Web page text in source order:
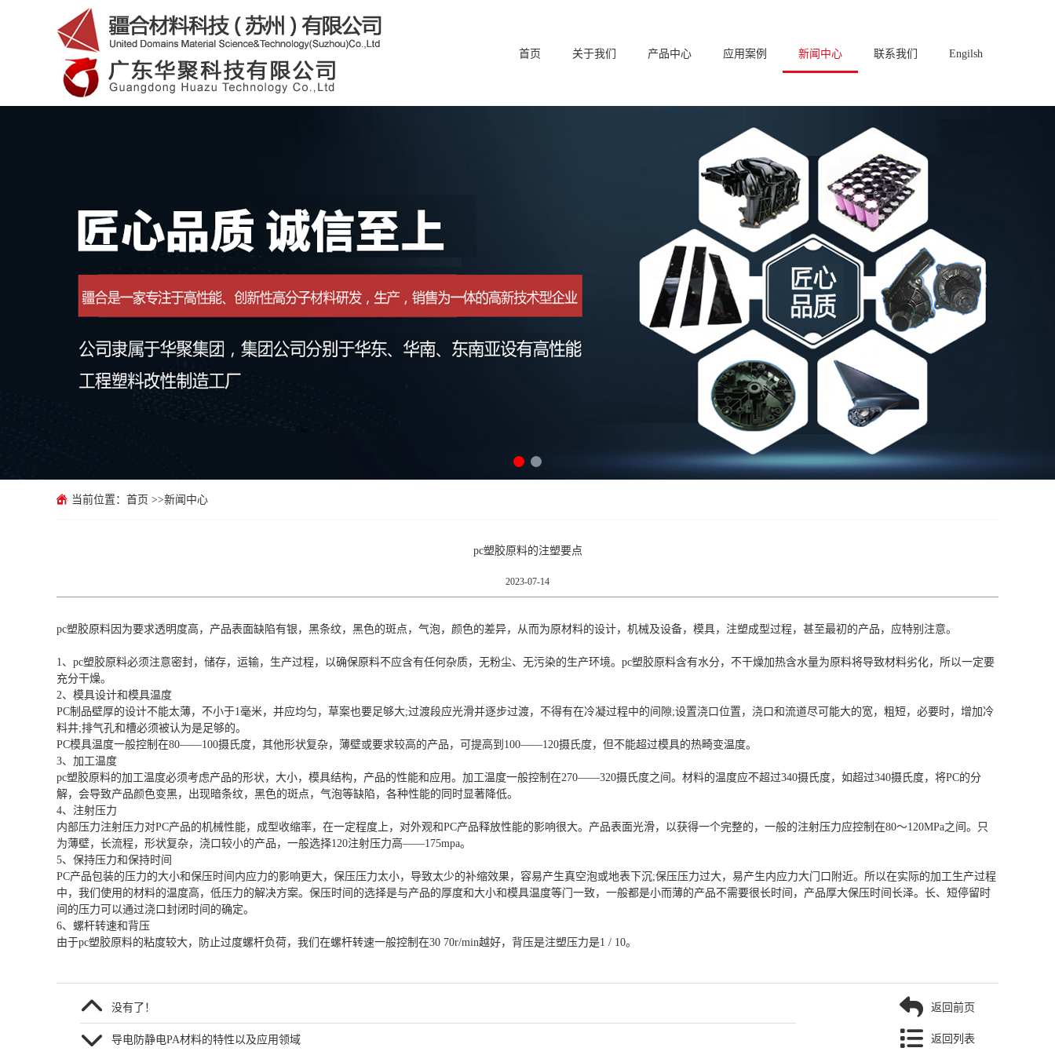
首页 关于我们 产品中心 应用案例 新闻中心 联系我们 Engilsh
当前位置： 首页 >>新闻中心
pc塑胶原料的注塑要点
2023-07-14
pc塑胶原料因为要求透明度高，产品表面缺陷有银，黑条纹，黑色的斑点，气泡，颜色的差异，从而为原材料的设计，机械及设备，模具，注塑成型过程，甚至最初的产品，应特别注意。
1、pc塑胶原料必须注意密封，储存，运输，生产过程，以确保原料不应含有任何杂质，无粉尘、无污染的生产环境。pc塑胶原料含有水分，不干燥加热含水量为原料将导致材料劣化，所以一定要
充分干燥。
2、模具设计和模具温度
PC制品壁厚的设计不能太薄，不小于1毫米，并应均匀，草案也要足够大;过渡段应光滑并逐步过渡，不得有在冷凝过程中的间隙;设置浇口位置，浇口和流道尽可能大的宽，粗短，必要时，增加冷
料井;排气孔和槽必须被认为是足够的。
PC模具温度一般控制在80——100摄氏度，其他形状复杂，薄壁或要求较高的产品，可提高到100——120摄氏度，但不能超过模具的热畸变温度。
3、加工温度
pc塑胶原料的加工温度必须考虑产品的形状，大小，模具结构，产品的性能和应用。加工温度一般控制在270——320摄氏度之间。材料的温度应不超过340摄氏度，如超过340摄氏度，将PC的分
解，会导致产品颜色变黑，出现暗条纹，黑色的斑点，气泡等缺陷，各种性能的同时显著降低。
4、注射压力
内部压力注射压力对PC产品的机械性能，成型收缩率，在一定程度上，对外观和PC产品释放性能的影响很大。产品表面光滑，以获得一个完整的，一般的注射压力应控制在80～120MPa之间。只
为薄壁，长流程，形状复杂，浇口较小的产品，一般选择120注射压力高——175mpa。
5、保持压力和保持时间
PC产品包装的压力的大小和保压时间内应力的影响更大，保压压力太小，导致太少的补缩效果，容易产生真空泡或地表下沉;保压压力过大，易产生内应力大门口附近。所以在实际的加工生产过程
中，我们使用的材料的温度高，低压力的解决方案。保压时间的选择是与产品的厚度和大小和模具温度等门一致，一般都是小而薄的产品不需要很长时间，产品厚大保压时间长泽。长、短停留时
间的压力可以通过浇口封闭时间的确定。
6、螺杆转速和背压
由于pc塑胶原料的粘度较大，防止过度螺杆负荷，我们在螺杆转速一般控制在30 70r/min越好，背压是注塑压力是1 / 10。
没有了！
返回列表
导电防静电PA材料的特性以及应用领域
返回前页